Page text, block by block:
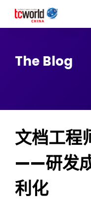
The Blog
文档工程
——研发
利化